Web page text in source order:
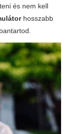
és nem kell
hosszabb